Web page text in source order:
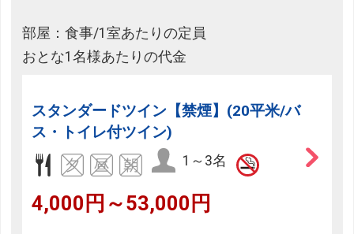
部屋：食事/1室あたりの定員
おとな1名様あたりの代金
スタンダードツイン【禁煙】(20平米/バ
ス・トイレ付ツイン)
1～3名
4,000円～53,000円